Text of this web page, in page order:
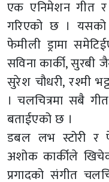
एक एनिमेशन गीत र
गरिएको छ । यसको
फेमीली ड्रामा
सविना कार्की, सुरबी
सुरेश चौधरी, रश्मी
। चलचित्रमा सबै
बताईएको छ ।
डबल लभ स्टोरी र
अशोक कार्कीले
प्रगादको संगीत